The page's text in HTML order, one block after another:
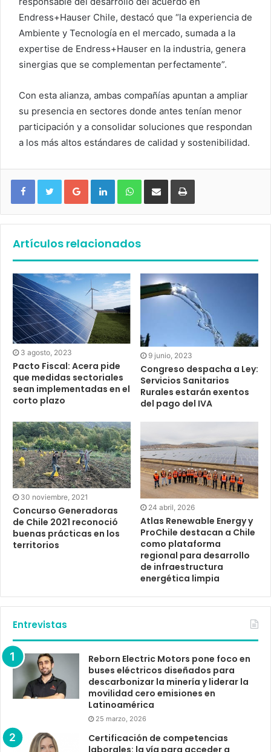
Endress+Hauser Chile, destacó que “la experiencia de
Ambiente y Tecnología en el mercado, sumada a la
expertise de Endress+Hauser en la industria, genera
sinergias que se complementan perfectamente”.
Con esta alianza, ambas compañías apuntan a ampliar
su presencia en sectores donde antes tenían menor
participación y a consolidar soluciones que respondan
a los más altos estándares de calidad y sostenibilidad.
Google+ LinkedIn WhatsApp
Artículos relacionados
3 agosto, 2023
Pacto Fiscal: Acera pide
que medidas sectoriales
sean implementadas en el
corto plazo
9 junio, 2023
Congreso despacha a Ley:
Servicios Sanitarios
Rurales estarán exentos
del pago del IVA
30 noviembre, 2021
Concurso Generadoras
de Chile 2021 reconoció
buenas prácticas en los
territorios
24 abril, 2026
Atlas Renewable Energy y
ProChile destacan a Chile
como plataforma
regional para desarrollo
de infraestructura
energética limpia
Entrevistas
Reborn Electric Motors pone foco en
buses eléctricos diseñados para
descarbonizar la minería y liderar la
movilidad cero emisiones en
Latinoamérica
25 marzo, 2026
Certificación de competencias
laborales: la vía para acceder a